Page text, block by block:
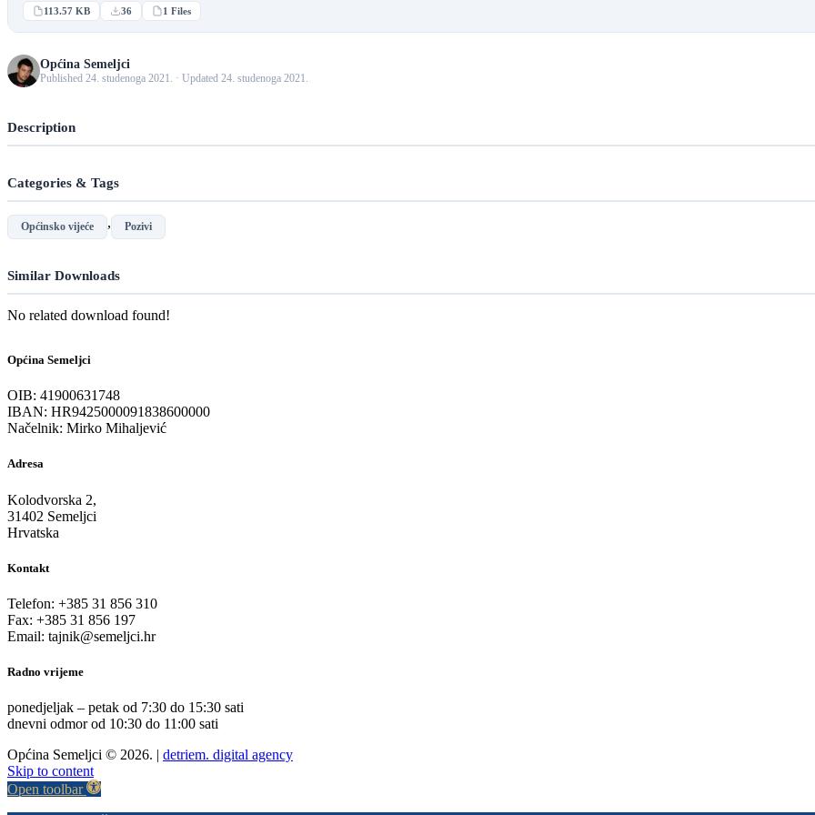
113.57 KB 36 1 Files
Općina Semeljci
Published 24. studenoga 2021. · Updated 24. studenoga 2021.
Description
Categories & Tags
Općinsko vijeće , Pozivi
Similar Downloads
No related download found!
Općina Semeljci
OIB: 41900631748
IBAN: HR9425000091838600000
Načelnik: Mirko Mihaljević
Adresa
Kolodvorska 2,
31402 Semeljci
Hrvatska
Kontakt
Telefon: +385 31 856 310
Fax: +385 31 856 197
Email: tajnik@semeljci.hr
Radno vrijeme
ponedjeljak – petak od 7:30 do 15:30 sati
dnevni odmor od 10:30 do 11:00 sati
Općina Semeljci © 2026. | detriem. digital agency
Skip to content
Open toolbar